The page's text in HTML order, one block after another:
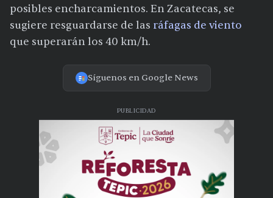
posibles encharcamientos. En Zacatecas, se
sugiere resguardarse de las ráfagas de viento
que superarán los 40 km/h.
Síguenos en Google News
PUBLICIDAD